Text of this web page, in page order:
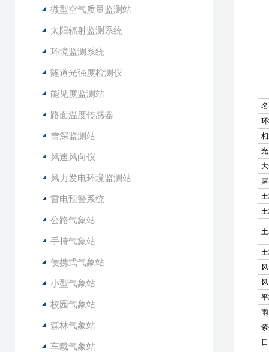
微型空气质量监测站
太阳辐射监测系统
环境监测系统
隧道光强度检测仪
能见度监测站
路面温度传感器
雪深监测站
风速风向仪
风力发电环境监测站
雷电预警系统
公路气象站
手持气象站
便携式气象站
小型气象站
校园气象站
森林气象站
车载气象站